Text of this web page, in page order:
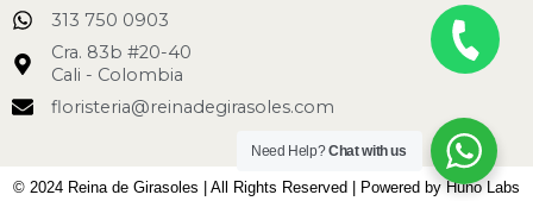
313 750 0903
Cra. 83b #20-40
Cali - Colombia
floristeria@reinadegirasoles.com
© 2024 Reina de Girasoles | All Rights Reserved | Powered by Huno Labs
Need Help?Chat with us